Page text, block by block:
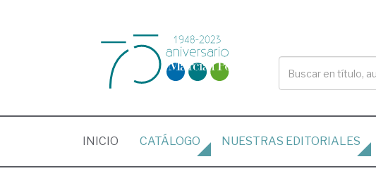
INICIO (CURRENT)
CATÁLOGO NUESTRAS EDITORIALES